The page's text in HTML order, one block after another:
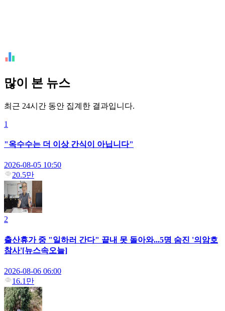
많이 본 뉴스
최근 24시간 동안 집계한 결과입니다.
1
"옥수수는 더 이상 간식이 아닙니다"
2026-08-05 10:50
20.5만
2
출산휴가 중 "일하러 간다" 끝내 못 돌아와...5명 숨진 '의암호
참사'[뉴스속오늘]
2026-08-06 06:00
16.1만